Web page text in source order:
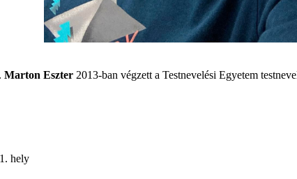
Marton Eszter 2013-ban végzett a Testnevelési Egyetem
hely